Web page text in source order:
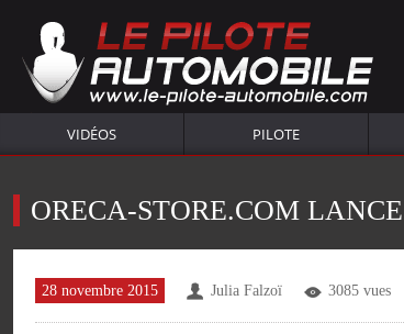
VIDÉOS PILOTE
ORECA-STORE.COM
28 novembre 2015 Julia Falzoï 3085 vues